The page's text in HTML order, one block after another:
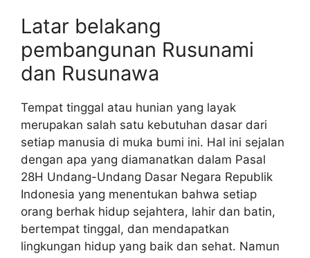
Latar belakang
pembangunan Rusunami
dan Rusunawa
Tempat tinggal atau hunian yang layak
merupakan salah satu kebutuhan dasar dari
setiap manusia di muka bumi ini. Hal ini sejalan
dengan apa yang diamanatkan dalam Pasal
28H Undang-Undang Dasar Negara Republik
Indonesia yang menentukan bahwa setiap
orang berhak hidup sejahtera, lahir dan batin,
bertempat tinggal, dan mendapatkan
lingkungan hidup yang baik dan sehat. Namun